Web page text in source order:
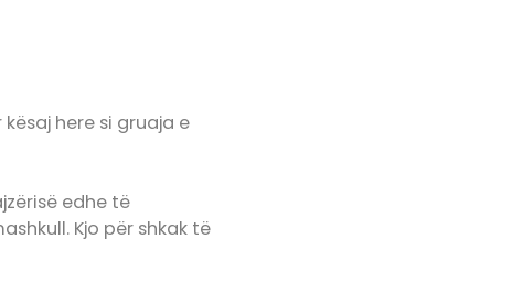
here si gruaja e
edhe të
Kjo për shkak të